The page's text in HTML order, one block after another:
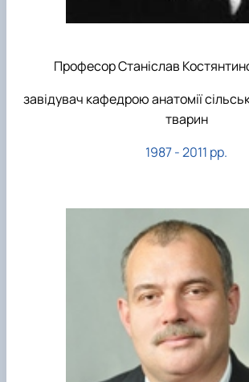
Професор Станіслав
завідувач кафедрою анатомії
тварин
1987 - 2011 рр.